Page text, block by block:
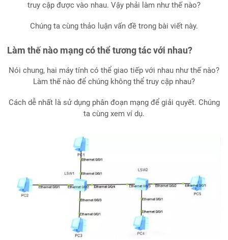
truy cập được vào nhau. Vậy phải làm như thế nào?
Chúng ta cùng thảo luận vấn đề trong bài viết này.
Làm thế nào mạng có thể tương tác với nhau?
Nói chung, hai máy tính có thể giao tiếp với nhau như thế nào?
Làm thế nào để chúng không thể truy cập nhau?
Cách dễ nhất là sử dụng phân đoạn mạng để giải quyết. Chúng
ta cùng xem ví dụ.